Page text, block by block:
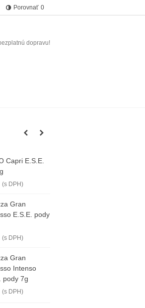
Porovnať 0
dopravu!
Capri E.S.E.
(s DPH)
Gran
E.S.E. pody
(s DPH)
Gran
Intenso
pody 7g
(s DPH)